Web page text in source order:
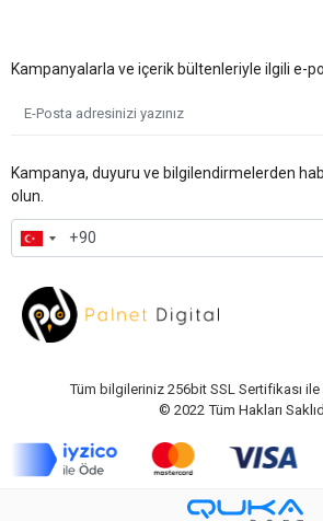
Kampanyalarla ve içerik bültenleriyle ilgili e-
Kampanya, duyuru ve bilgilendirmelerden
olun.
Tüm bilgileriniz 256bit SSL Sertifikası ile
© 2022 Tüm Hakları